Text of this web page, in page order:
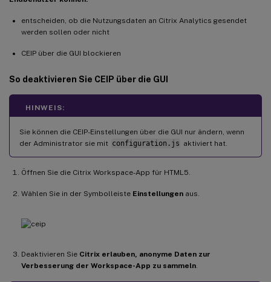
entscheiden, ob die Nutzungsdaten an Citrix Analytics gesendet
werden sollen oder nicht
CEIP über die GUI blockieren
So deaktivieren Sie CEIP über die GUI
HINWEIS:
Sie können die CEIP-Einstellungen über die GUI nur ändern, wenn
der Administrator sie mit configuration.js aktiviert hat.
Öffnen Sie die Citrix Workspace-App für HTML5.
Wählen Sie in der Symbolleiste Einstellungen aus.
Deaktivieren Sie Citrix erlauben, anonyme Daten zur
Verbesserung der Workspace-App zu sammeln